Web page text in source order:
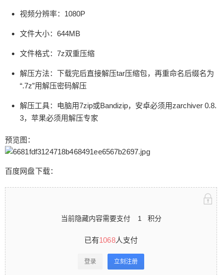
视频分辨率：1080P
文件大小：644MB
文件格式：7z双重压缩
解压方法：下载完后直接解压tar压缩包，再重命名后缀名为
“.7z”用解压密码解压
解压工具：电脑用7zip或Bandizip，安卓必须用zarchiver 0.8.
3，苹果必须用解压专家
预览图：
百度网盘下载：
当前隐藏内容需要支付 1 积分
已有1068人支付
登录 立刻注册
月乃油管22.9.2体操服1小时👅耳
视频时长：58分钟 视频分辨率：1080P 文件大小：
后直接解压tar压缩包，再重命名后缀名为“.7z”用解
压密码解压 解压工具：电脑用7zip或Bandizip，安
卓必须用zarchiver 0.8.3，苹果必须用解压专家 预
览图： 百度网盘下载： 当前隐藏内容需要支付1积
国内外优秀助眠作者，网站所有内容均收集于互联
网，若有违规内容请联系站长删除。 资源怎么解压
扫描二维码继续阅读